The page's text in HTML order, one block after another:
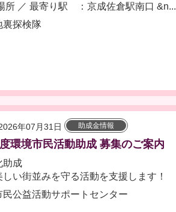
所 ／ 最寄り駅 ：京成佐倉駅南口 &n...
裏探検隊
年07月31日 助成金情報
環境市民活動助成 募集のご案内
助成
い街並みを守る活動を支援します！
民公益活動サポートセンター